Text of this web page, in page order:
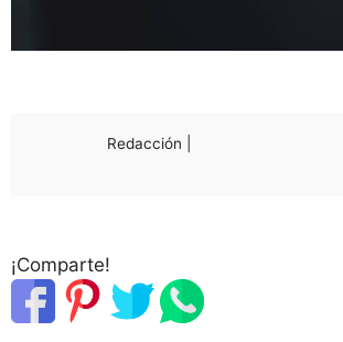
Redacción |
¡Comparte!